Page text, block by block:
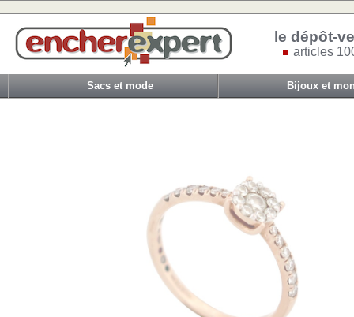
le dépôt-
articles
Sacs et mode Bijoux et